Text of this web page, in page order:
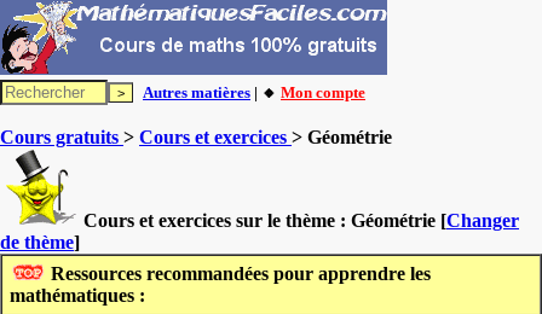
Autres matières | 🔸 Mon compte
Cours gratuits > Cours et exercices > Géométrie
Cours et exercices sur le thème : Géométrie [Changer
de thème]
Ressources recommandées pour apprendre les
mathématiques :